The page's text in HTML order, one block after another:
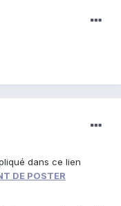
dans ce lien
DE POSTER